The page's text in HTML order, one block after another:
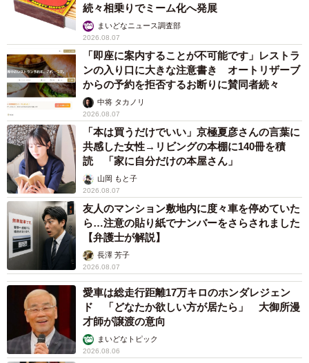
続々相乗りでミーム化へ発展
まいどなニュース調査部
2026.08.07
「即座に案内することが不可能です」レストラ
ンの入り口に大きな注意書き オートリザーブ
からの予約を拒否するお断りに賛同者続々
中将 タカノリ
2026.08.07
「本は買うだけでいい」京極夏彦さんの言葉に
共感した女性→リビングの本棚に140冊を積
読 「家に自分だけの本屋さん」
山岡 もと子
2026.08.07
友人のマンション敷地内に度々車を停めていた
ら…注意の貼り紙でナンバーをさらされました
【弁護士が解説】
長澤 芳子
2026.08.07
愛車は総走行距離17万キロのホンダレジェン
ド 「どなたか欲しい方が居たら」 大御所漫
才師が譲渡の意向
まいどなトピック
2026.08.06